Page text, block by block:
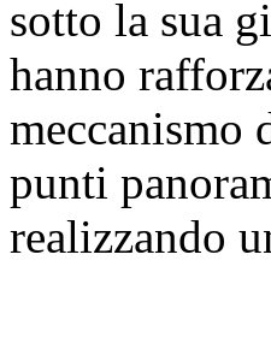
sotto la sua
hanno
meccanismo
punti
realizzando